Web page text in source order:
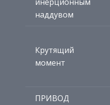
наддувом
Крутящий
момент
ПРИВОД